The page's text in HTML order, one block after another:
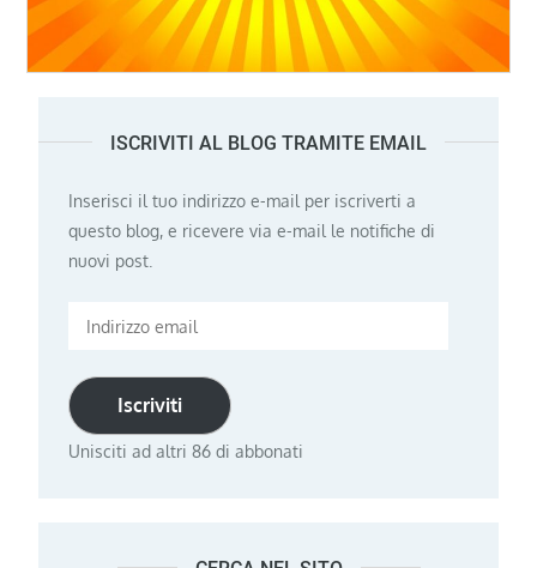
ISCRIVITI AL BLOG TRAMITE EMAIL
Inserisci il tuo indirizzo e-mail per iscriverti a
questo blog, e ricevere via e-mail le notifiche di
nuovi post.
Indirizzo
Iscriviti
Unisciti ad altri 86 di abbonati